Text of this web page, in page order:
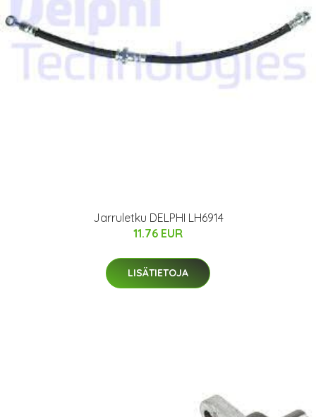
Jarruletku DELPHI LH6914
11.76 EUR
LISÄTIETOJA